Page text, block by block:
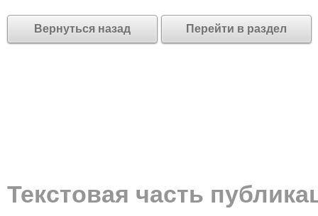
Вернуться назад Перейти в раздел
Текстовая часть